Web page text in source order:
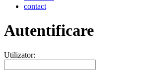
contact
Autentificare
Utilizator: